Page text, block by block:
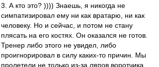
3. А кто это? )))) Знаешь, я никогда не
симпатизировал ему ни как вратарю, ни как
человеку. Но и сейчас, и потом не стану
плясать на его костях. Он оказался не готов.
Тренер либо этого не увидел, либо
проигнорировал в силу каких-то причин. Мы
пролетели не только из-за ляпов воротчика.